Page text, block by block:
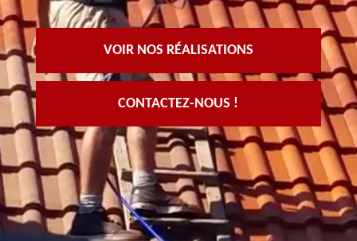
VOIR NOS RÉALISATIONS
CONTACTEZ-NOUS !